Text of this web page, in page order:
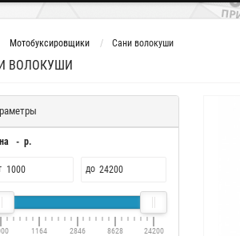
Мотобуксировщики Сани волокуши
ВОЛОКУШИ
- р.
до
1164 2846 8628 24200